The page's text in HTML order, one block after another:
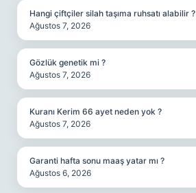
Hangi çiftçiler silah taşıma ruhsatı alabilir ?
Ağustos 7, 2026
Gözlük genetik mi ?
Ağustos 7, 2026
Kuranı Kerim 66 ayet neden yok ?
Ağustos 7, 2026
Garanti hafta sonu maaş yatar mı ?
Ağustos 6, 2026